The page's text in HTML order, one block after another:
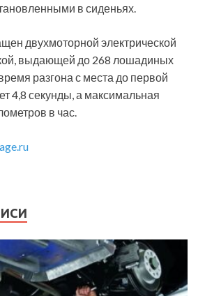
в сиденьях.
двухмоторной электрической
выдающей до 268 лошадиных
разгона с места до первой
4,8 секунды, а максимальная
в час.